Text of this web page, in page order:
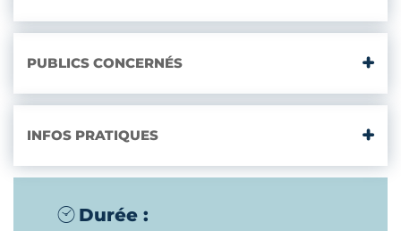
PUBLICS CONCERNÉS
INFOS PRATIQUES
Durée :